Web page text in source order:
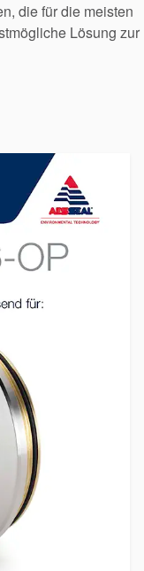
die für die meisten
Lösung zur